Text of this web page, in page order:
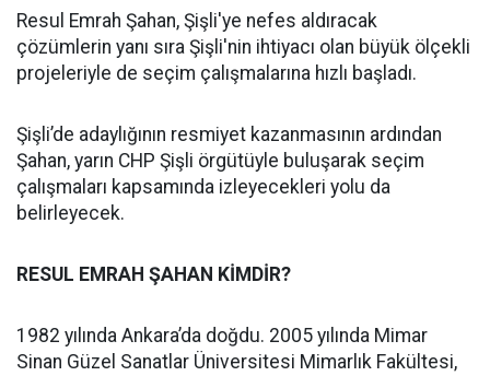
Resul Emrah Şahan, Şişli'ye nefes aldıracak
çözümlerin yanı sıra Şişli'nin ihtiyacı olan büyük ölçekli
projeleriyle de seçim çalışmalarına hızlı başladı.
Şişli’de adaylığının resmiyet kazanmasının ardından
Şahan, yarın CHP Şişli örgütüyle buluşarak seçim
çalışmaları kapsamında izleyecekleri yolu da
belirleyecek.
RESUL EMRAH ŞAHAN KİMDİR?
1982 yılında Ankara’da doğdu. 2005 yılında Mimar
Sinan Güzel Sanatlar Üniversitesi Mimarlık Fakültesi,